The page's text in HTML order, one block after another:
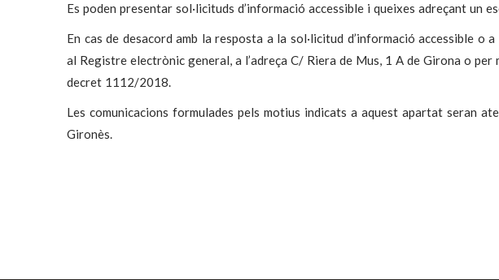
Es poden presentar sol·licituds d’informació accessible i queixes adreçant un
En cas de desacord amb la resposta a la sol·licitud d’informació accessible
al Registre electrònic general, a l’adreça C/ Riera de Mus, 1 A de Girona o per
decret 1112/2018.
Les comunicacions formulades pels motius indicats a aquest apartat seran
Gironès.